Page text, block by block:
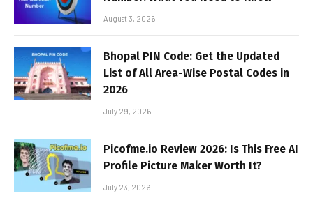
August 3, 2026
Bhopal PIN Code: Get the Updated
List of All Area-Wise Postal Codes in
2026
July 29, 2026
Picofme.io Review 2026: Is This Free AI
Profile Picture Maker Worth It?
July 23, 2026